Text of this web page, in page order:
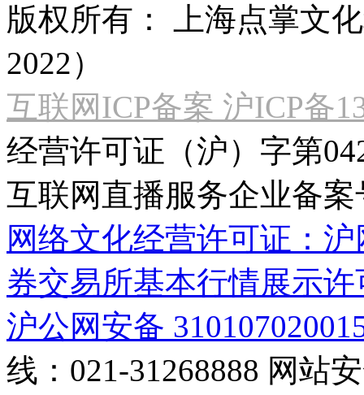
版权所有：
上海点掌文
2022）
互联网ICP备案 沪ICP备
经营许可证（沪）字第
互联网直播服务企业备案
网络文化经营许可证：
券交易所基本行情展示许
沪公网安备
线：021-31268888 网站